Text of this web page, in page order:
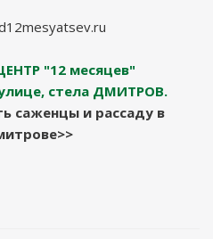
"12 месяцев"
стела ДМИТРОВ.
и рассаду в